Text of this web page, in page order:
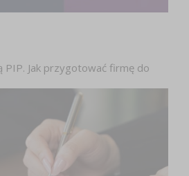
PIP. Jak przygotować firmę do